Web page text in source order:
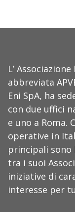
L’
abbreviata
Eni SpA, ha
con due uffici
e uno a Roma.
operative in
principali sono
tra i suoi
iniziative di
interesse per